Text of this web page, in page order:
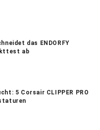
das ENDORFY
ab
5 Corsair CLIPPER PRO